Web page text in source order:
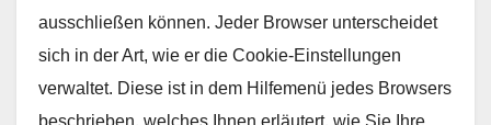
ausschließen können. Jeder Browser unterscheidet
sich in der Art, wie er die Cookie-Einstellungen
verwaltet. Diese ist in dem Hilfemenü jedes Browsers
beschrieben, welches Ihnen erläutert, wie Sie Ihre